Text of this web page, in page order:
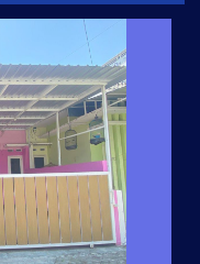
Pintar
rumahnya